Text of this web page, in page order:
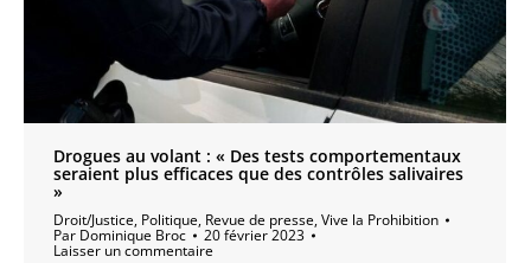
Drogues au volant : « Des tests comportementaux
seraient plus efficaces que des contrôles salivaires
»
Droit/Justice, Politique, Revue de presse,Vive la Prohibition
Par Dominique Broc 20 février 2023
Laisser un commentaire